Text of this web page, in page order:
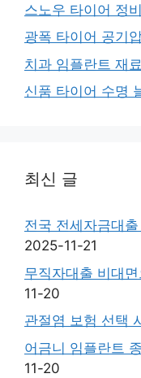
스노우 타이어 정
광폭 타이어 공기
치과 임플란트 재
신품 타이어 수명
최신 글
전국 전세자금대
2025-11-21
무직자대출 비대
11-20
관절염 보험 선택
어금니 임플란트
11-20